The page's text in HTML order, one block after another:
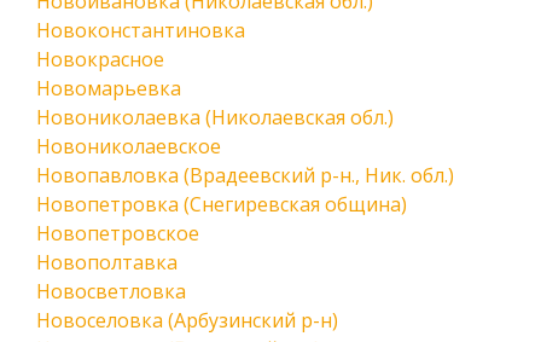
Новоконстантиновка
Новокрасное
Новомарьевка
Новониколаевка (Николаевская обл.)
Новониколаевское
Новопавловка (Врадеевский р-н., Ник. обл.)
Новопетровка (Снегиревская община)
Новопетровское
Новополтавка
Новосветловка
Новоселовка (Арбузинский р-н)